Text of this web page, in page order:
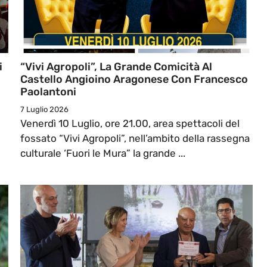
“Vivi Agropoli”, La Grande Comicità Al
Castello Angioino Aragonese Con Francesco
Paolantoni
7 Luglio 2026
Venerdì 10 Luglio, ore 21.00, area spettacoli del
fossato “Vivi Agropoli”, nell’ambito della rassegna
culturale ‘Fuori le Mura” la grande ...